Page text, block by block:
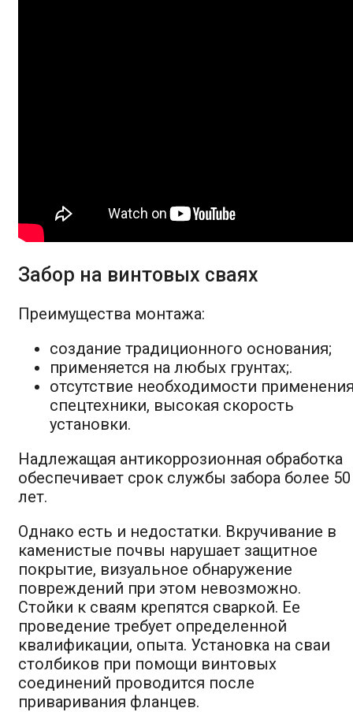
Забор на винтовых сваях
Преимущества монтажа:
создание традиционного основания;
применяется на любых грунтах;.
отсутствие необходимости
спецтехники, высокая скорость
установки.
Надлежащая антикоррозионная обработка
обеспечивает срок службы забора более 50
лет.
Однако есть и недостатки. Вкручивание в
каменистые почвы нарушает защитное
покрытие, визуальное обнаружение
повреждений при этом невозможно.
Стойки к сваям крепятся сваркой. Ее
проведение требует определенной
квалификации, опыта. Установка на сваи
столбиков при помощи винтовых
соединений проводится после
приваривания фланцев.